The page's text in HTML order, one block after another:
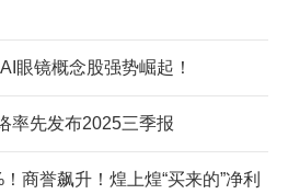
眼镜概念股强势崛起！
率先发布2025三季报
商誉飙升！煌上煌“买来的”净利